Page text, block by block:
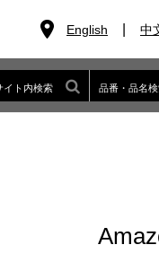
English 中
イト内検索 品番・品名